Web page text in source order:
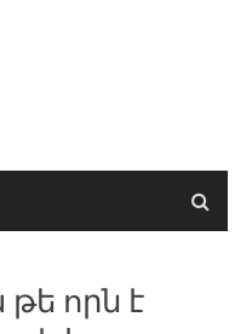
որն է